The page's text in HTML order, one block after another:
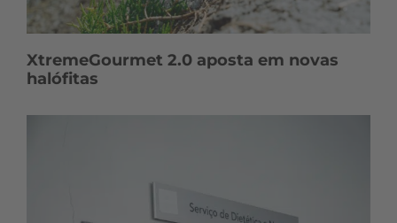
XtremeGourmet 2.0 aposta em novas
halófitas